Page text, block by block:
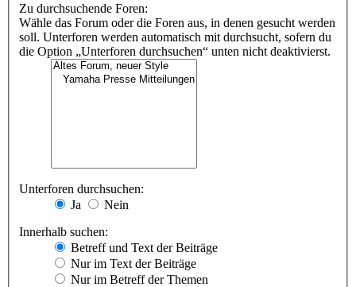
Zu durchsuchende Foren:
Wähle das Forum oder die Foren aus, in denen gesucht werden
soll. Unterforen werden automatisch mit durchsucht, sofern du
die Option „Unterforen durchsuchen“ unten nicht deaktivierst.
Unterforen durchsuchen:
Ja
Nein
Innerhalb suchen:
Betreff und Text der Beiträge
Nur im Text der Beiträge
Nur im Betreff der Themen